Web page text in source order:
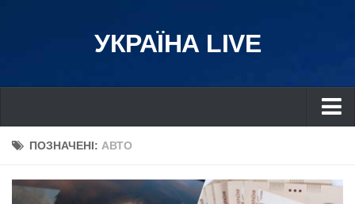
УКРАЇНА LIVE
Україна
Дніпро
ПОЗНАЧЕНІ: АВТО